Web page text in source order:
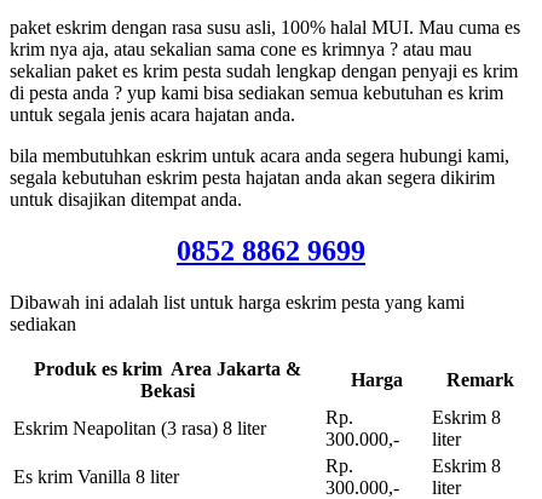
paket eskrim dengan rasa susu asli, 100% halal MUI. Mau cuma es
krim nya aja, atau sekalian sama cone es krimnya ? atau mau
sekalian paket es krim pesta sudah lengkap dengan penyaji es krim
di pesta anda ? yup kami bisa sediakan semua kebutuhan es krim
untuk segala jenis acara hajatan anda.
bila membutuhkan eskrim untuk acara anda segera hubungi kami,
segala kebutuhan eskrim pesta hajatan anda akan segera dikirim
untuk disajikan ditempat anda.
0852 8862 9699
Dibawah ini adalah list untuk harga eskrim pesta yang kami
sediakan
Produk es krim Area Jakarta &
Bekasi
Harga Remark
Eskrim Neapolitan (3 rasa) 8 liter
Rp.
300.000,-
Eskrim 8
liter
Es krim Vanilla 8 liter
Rp.
300.000,-
Eskrim 8
liter